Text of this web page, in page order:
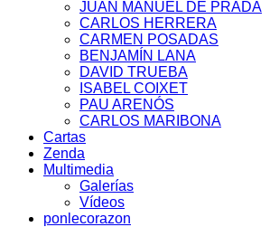
JUAN MANUEL DE PRADA
CARLOS HERRERA
CARMEN POSADAS
BENJAMÍN LANA
DAVID TRUEBA
ISABEL COIXET
PAU ARENÓS
CARLOS MARIBONA
Cartas
Zenda
Multimedia
Galerías
Vídeos
ponlecorazon